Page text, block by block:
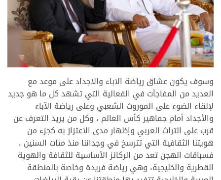
وسوف يكون عشاق رياضة الاباء والاجداد على موعد مع
العديد من المفاجآت في الفعالية التي تشهد كل ما هو جديد
لإلقاء الضوء على الموروث الشعبي وعلى رياضة الآباء
والأجداد أمام جماهير كأس العالم ، وكل من يريد التعرف عن
قرب على التراث العربي وإظهار مدى الاعتزاز به كجزء من
هويتنا الثقافية التي تترسخ في وجداننا منذ مئات السنين ،
فسباقات الهجن تعد من الركائز الأساسية للثقافة والهوية
القطرية والخليجية، وهي رياضة فريدة وخاصة بالمنطقة